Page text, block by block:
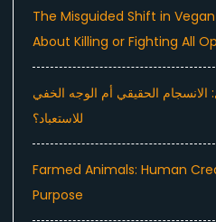
The Misguided Shift in Vegan
About Killing or Fighting All
الانسجام الحقيقي أم الوجه الخفي
للاستعباد؟
Farmed Animals: Human
Purpose